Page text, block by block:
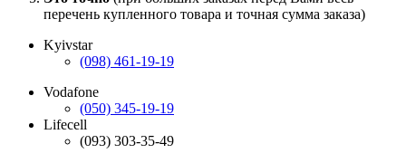
перечень купленного товара и точная сумма заказа)
Kyivstar
(098) 461-19-19
Vodafone
(050) 345-19-19
Lifecell
(093) 303-35-49